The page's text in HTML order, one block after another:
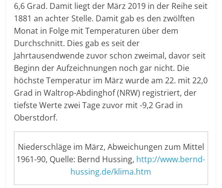
6,6 Grad. Damit liegt der März 2019 in der Reihe seit
1881 an achter Stelle. Damit gab es den zwölften
Monat in Folge mit Temperaturen über dem
Durchschnitt. Dies gab es seit der
Jahrtausendwende zuvor schon zweimal, davor seit
Beginn der Aufzeichnungen noch gar nicht. Die
höchste Temperatur im März wurde am 22. mit 22,0
Grad in Waltrop-Abdinghof (NRW) registriert, der
tiefste Werte zwei Tage zuvor mit -9,2 Grad in
Oberstdorf.
Niederschläge im März, Abweichungen zum Mittel
1961-90, Quelle: Bernd Hussing, http://www.bernd-
hussing.de/klima.htm